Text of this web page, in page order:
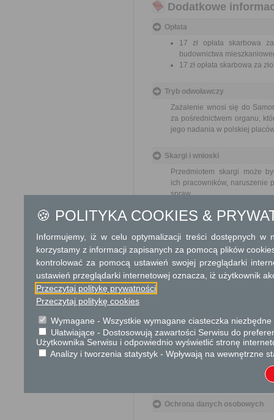
Dodatkowe
Opłata
17 zł opłata skarbowa
budownictwa
17 zł opłata skarbowa za
Tryb odwoławczy
Zażalenie wnosi się do
za pośrednictwem organu,
jego nadania w polskiej
Skargi i wnioski
Przedmiotem skargi może
ich pracowników, naruszenie
spraw.
usprawnienie pracy i
miesiąca.
Informacje dodatkowe
Za części składowe lokalu
Podstawa prawna
Ustawa z dnia 14
Ustawa z dnia 24
Ustawa z dnia 7 lipca
Ustawa z dnia 16
Ochrona danych osobowych
🍪 POLITYKA COOKIES &
Informujemy, iż w celu optymalizacji treści dostępnych w
korzystamy z informacji zapisanych za pomocą plików
kontrolować za pomocą ustawień swojej przeglądarki
ustawień przeglądarki internetowej oznacza, iż użytkownik
Przeczytaj politykę prywatności
Przeczytaj politykę cookies
Wymagane - Wszystkie wymagane ciasteczka
Ułatwiające - Dostosowują zawartości Serwisu do
Użytkownika Serwisu i odpowiednio wyświetlić stronę
Analizy i tworzenia statystyk - Wpływają na wewnętrzne